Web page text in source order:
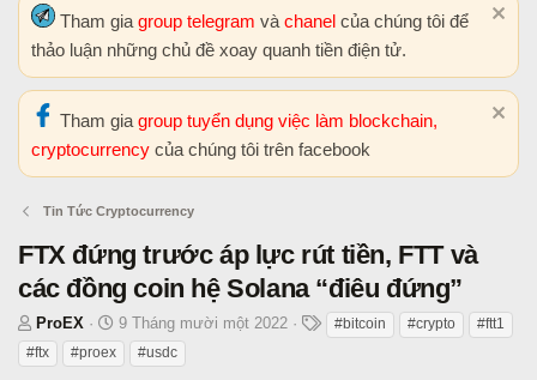
Tham gia group telegram và chanel của chúng tôi để
thảo luận những chủ đề xoay quanh tiền điện tử.
Tham gia group tuyển dụng việc làm blockchain,
cryptocurrency của chúng tôi trên facebook
Tin Tức Cryptocurrency
FTX đứng trước áp lực rút tiền, FTT và
các đồng coin hệ Solana “điêu đứng”
T
h
r
ProEX
N
g
à
9 Tháng mười một 2022 #bitcoin #crypto
#ftt1
#ftx
#proex #usdc